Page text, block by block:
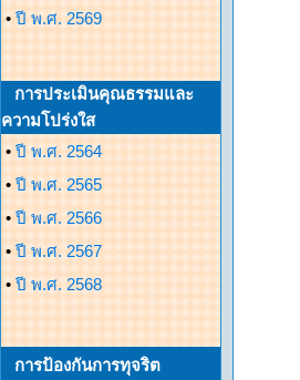
• ปี พ.ศ. 2569
การประเมินคุณธรรมและ
ความโปร่งใส
• ปี พ.ศ. 2564
• ปี พ.ศ. 2565
• ปี พ.ศ. 2566
• ปี พ.ศ. 2567
• ปี พ.ศ. 2568
การป้องกันการทุจริต